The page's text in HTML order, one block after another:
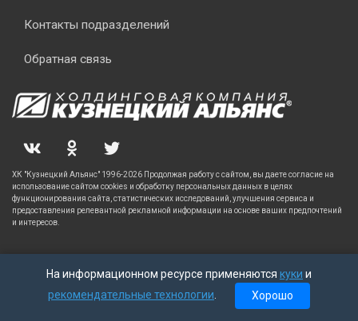
Заказы Кабинет
На информационном ресурсе применяются куки и
рекомендательные технологии. Хорошо
Контакты подразделений
Обратная связь
ХК "Кузнецкий Альянс" 1996-2026 Продолжая работу с сайтом, вы даете согласие на
использование сайтом cookies и обработку персональных данных в целях
функционирования сайта, статистических исследований, улучшения сервиса и
предоставления релевантной рекламной информации на основе ваших предпочтений
и интересов.